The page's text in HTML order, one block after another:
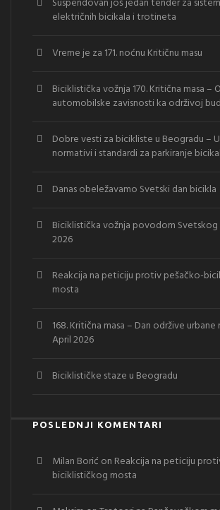
električnih bicikala i trotineta
Vreme je za 171. noćnu Kritičnu masu
Biciklistička vožnja 170. Kritična masa –
automobilske zavisnosti ka održivoj
Dobre vesti za bicikliste u Beogradu –
normativi i standardi za parkiranje
Danas obeležavamo Svetski dan bicikla
Biciklistička vožnja povodom Svetskog
2026
Reakcija na peticiju protiv pešačko-
mosta
168. Kritična masa – Dan održive
April 2026
Biciklističke staze u Beogradu
POSLEDNJI KOMENTARI
Milan Borić on Reakcija na peticiju
biciklističkog mosta